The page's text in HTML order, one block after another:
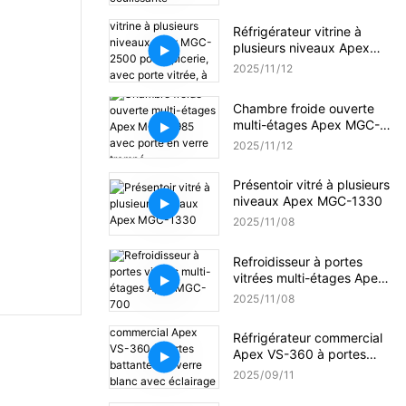
Réfrigérateur vitrine à
plusieurs niveaux Apex
MGC-2500 pour épicerie,
2025 11 12
Chambre froide ouverte
multi-étages Apex MGC-
1985 avec porte en verre
2025 11 12
Présentoir vitré à plusieurs
niveaux Apex MGC-1330
2025 11 08
Refroidisseur à portes
vitrées multi-étages Apex
MGC-700
2025 11 08
Réfrigérateur commercial
Apex VS-360 à portes
battantes en verre blanc
2025 09 11